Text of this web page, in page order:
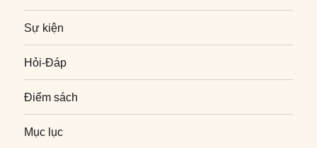
Sự kiện
Hỏi-Đáp
Điểm sách
Mục lục